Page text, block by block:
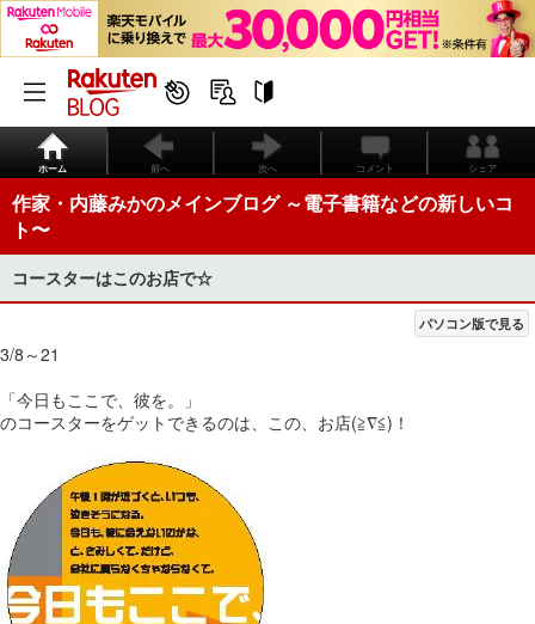
ホーム 前へ 次へ コメント シェア
作家・内藤みかのメインブログ ～電子書籍などの新しいコ
ト〜
コースターはこのお店で☆
パソコン版で見る
3/8～21
「今日もここで、彼を。」
のコースターをゲットできるのは、この、お店(≧∇≦)！